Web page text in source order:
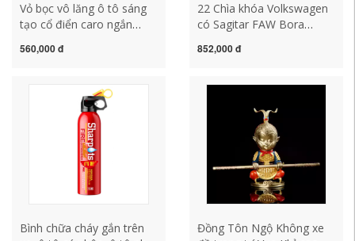
Vỏ bọc vô lăng ô tô sáng
tạo cổ điển caro ngắn
tay cầm ấm áp, chống
phổ thông áo trùm ghế xe
ô tô bằng vải
560,000 đ
22 Chìa khóa Volkswagen
có Sagitar FAW Bora
Tanyue Tiguan L Magotan
852,000 đ
Bình chữa cháy gắn trên
Đồng Tôn Ngộ Không xe